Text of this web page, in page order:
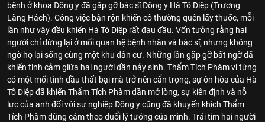
bệnh ở khoa Đông y đã gặp gỡ bác sĩ Đông y Hà Tô Diệp (Trương
Lăng Hách). Công việc bận rộn khiến cô thường quên lấy thuốc, mỗi
lần như vậy đều khiến Hà Tô Diệp rất đau đầu. Vốn tưởng rằng hai
người chỉ dừng lại ở mối quan hệ bệnh nhân và bác sĩ, nhưng không
ngờ họ lại sống cùng một khu dân cư. Những lần gặp gỡ bất ngờ đã
khiến tình cảm giữa hai người dần nảy sinh. Thẩm Tích Phàm vì từng
có một mối tình đầu thất bại mà trở nên cẩn trọng, sự ôn hòa của Hà
Tô Diệp đã khiến Thẩm Tích Phàm dần mở lòng, sự kiên định và nỗ
lực của anh đối với sự nghiệp Đông y cũng đã khuyến khích Thẩm
Tích Phàm dũng cảm theo đuổi lý tưởng của mình. Trái tim hai người